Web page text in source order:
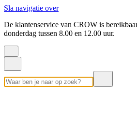
Sla navigatie over
De klantenservice van CROW is
donderdag tussen 8.00 en 12.00 uur.